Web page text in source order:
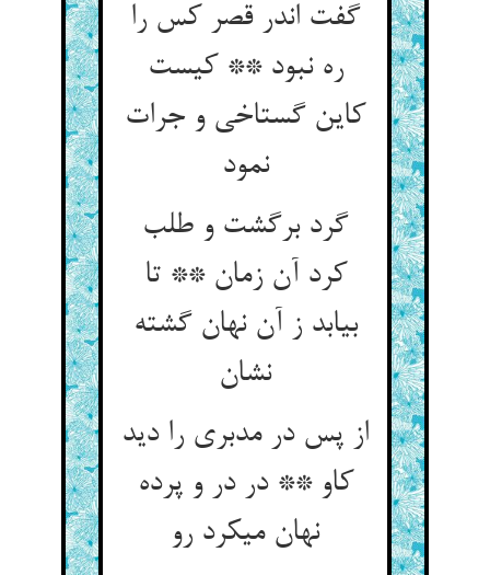
گفت اندر قصر کس را
ره نبود ** کیست
کاین گستاخی و جرات
نمود
گرد برگشت و طلب
کرد آن زمان ** تا
بیابد ز آن نهان گشته
نشان‏
از پس در مدبری را دید
کاو ** در در و پرده
نهان می‏کرد رو